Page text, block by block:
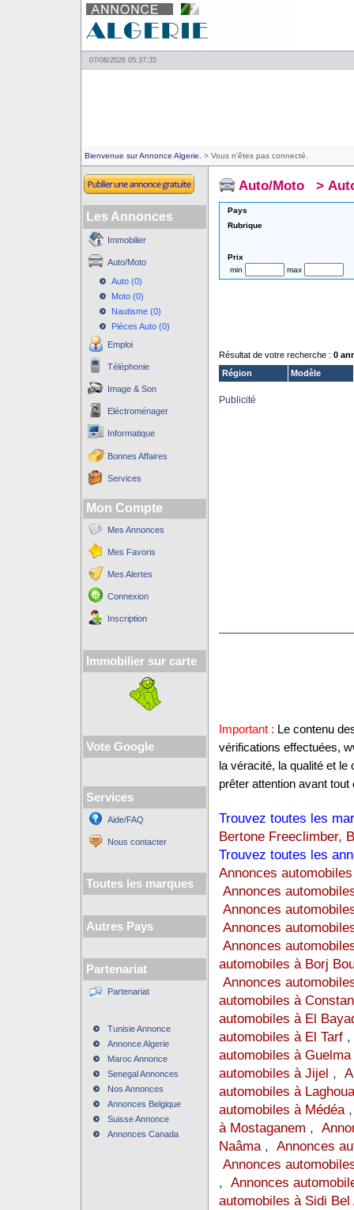
07/08/2026 05:37:35
Bienvenue sur Annonce Algerie. > Vous n'êtes pas connecté.
Les Annonces
Immobilier
Auto/Moto
Auto (0)
Moto (0)
Nautisme (0)
Pièces Auto (0)
Emploi
Téléphonie
Image & Son
Eléctroménager
Informatique
Bonnes Affaires
Services
Mon Compte
Mes Annonces
Mes Favoris
Mes Alertes
Connexion
Inscription
Immobilier sur carte
Vote Google
Services
Aide/FAQ
Nous contacter
Toutes les marques
Autres Pays
Partenariat
Partenariat
Tunisie Annonce
Annonce Algerie
Maroc Annonce
Senegal Annonces
Nos Annonces
Annonces Belgique
Suisse Annonce
Annonces Canada
Auto/Moto >
Pays
Rubrique
Prix
min
max
Résultat de votre recherche : 0
Région
Modèle
Publicité
Important : Le contenu
vérifications effectuées,
la véracité, la qualité et
prêter attention avant tout
Trouvez toutes les
Bertone Freeclimber,
Trouvez toutes les
Annonces
Annonces
Annonces
Annonces
Annonces
automobiles à Borj
Annonces
automobiles à
automobiles à El
automobiles à El Tarf
automobiles à Guelma
automobiles à Jijel ,
automobiles à
automobiles à Médéa
à Mostaganem ,
Naâma, Annonces
Annonces
, Annonces
automobiles à Sidi Bel